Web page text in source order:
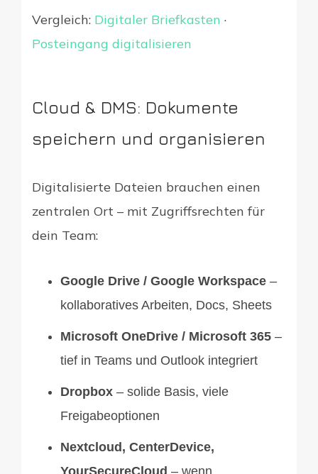
Vergleich: Digitaler Briefkasten ·
Posteingang digitalisieren
Cloud & DMS: Dokumente
speichern und organisieren
Digitalisierte Dateien brauchen einen
zentralen Ort – mit Zugriffsrechten für
dein Team:
Google Drive / Google Workspace –
kollaboratives Arbeiten, Docs, Sheets
Microsoft OneDrive / Microsoft 365 –
tief in Teams und Outlook integriert
Dropbox – solide Basis, viele
Freigabeoptionen
Nextcloud, CenterDevice,
YourSecureCloud – wenn